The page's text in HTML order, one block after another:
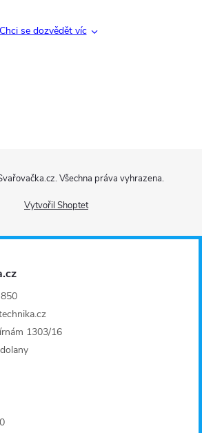
Chci se dozvědět víc
Vytvořil Shoptet
. Všechna práva vyhrazena.
1303/16